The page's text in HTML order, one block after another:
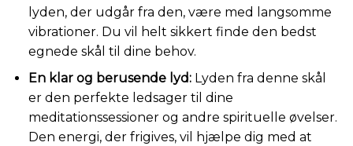
lyden, der udgår fra den, være med langsomme
vibrationer. Du vil helt sikkert finde den bedst
egnede skål til dine behov.
En klar og berusende lyd:Lyden fra denne skål
er den perfekte ledsager til dine
meditationssessioner og andre spirituelle øvelser.
Den energi, der frigives, vil hjælpe dig med at